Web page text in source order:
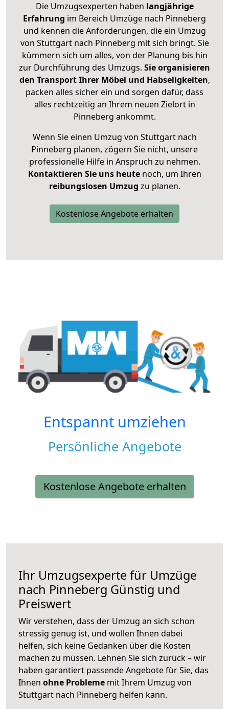
Die Umzugsexperten haben langjährige
Erfahrung im Bereich Umzüge nach Pinneberg
und kennen die Anforderungen, die ein Umzug
von Stuttgart nach Pinneberg mit sich bringt. Sie
kümmern sich um alles, von der Planung bis hin
zur Durchführung des Umzugs. Sie organisieren
den Transport Ihrer Möbel und Habseligkeiten,
packen alles sicher ein und sorgen dafür, dass
alles rechtzeitig an Ihrem neuen Zielort in
Pinneberg ankommt.
Wenn Sie einen Umzug von Stuttgart nach
Pinneberg planen, zögern Sie nicht, unsere
professionelle Hilfe in Anspruch zu nehmen.
Kontaktieren Sie uns heutenoch, um Ihren
reibungslosen Umzug zu planen.
Kostenlose Angebote erhalten
Entspannt umziehen
Persönliche Angebote
Kostenlose Angebote erhalten
Ihr Umzugsexperte für Umzüge
nach Pinneberg Günstig und
Preiswert
Wir verstehen, dass der Umzug an sich schon
stressig genug ist, und wollen Ihnen dabei
helfen, sich keine Gedanken über die Kosten
machen zu müssen. Lehnen Sie sich zurück – wir
haben garantiert passende Angebote für Sie, das
Ihnen ohne Probleme mit Ihrem Umzug von
Stuttgart nach Pinneberg helfen kann.